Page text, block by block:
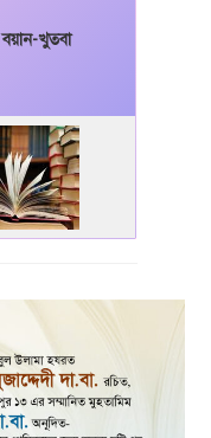
বয়ান-খুতবা